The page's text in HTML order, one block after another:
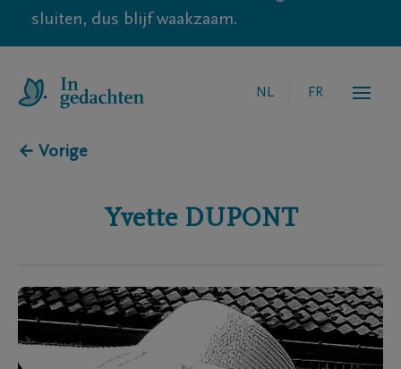
sluiten, dus blijf waakzaam.
NL FR
← Vorige
Yvette DUPONT